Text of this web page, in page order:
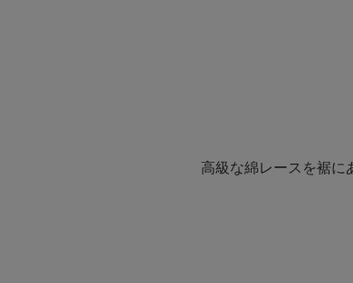
高級な綿レースを裾に